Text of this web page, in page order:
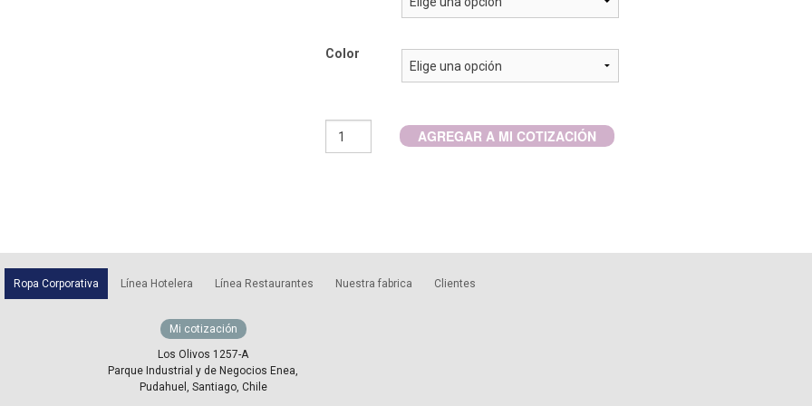
Color
Overol
AGREGAR A MI COTIZACIÓN
Ropa Corporativa Línea Hotelera Línea Restaurantes Nuestra fabrica Clientes
Mi cotización
Los Olivos 1257-A
Parque Industrial y de Negocios Enea,
Pudahuel, Santiago, Chile